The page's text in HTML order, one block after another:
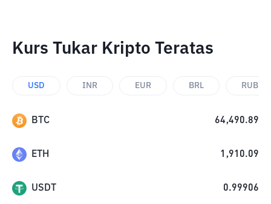
Kurs Tukar Kripto Teratas
USD INR EUR BRL RUB
BTC 64,490.89
ETH 1,910.09
USDT 0.99906